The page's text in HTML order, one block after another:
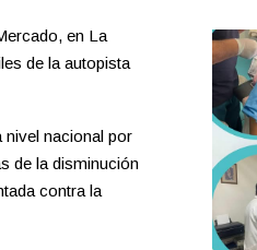
en La
de la autopista
nivel nacional por
de la disminución
contra la